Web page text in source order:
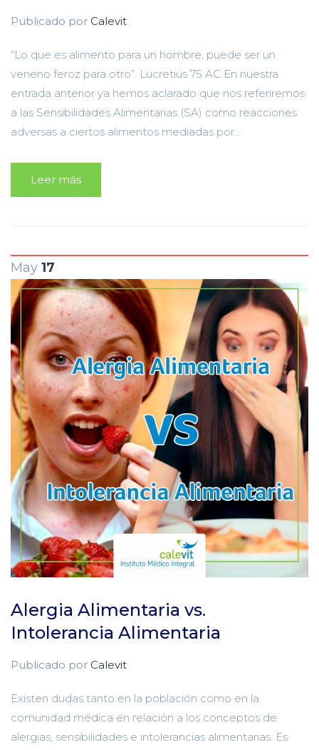
Publicado por Calevit
“Lo que es alimento para un hombre, puede ser un
veneno feroz para otro”. Lucretius 75 AC En nuestra
entrada anterior ya hemos aclarado que nos referiremos
a las Sensibilidades Alimentarias (SA) como reacciones
adversas a ciertos alimentos mediadas por...
Leer más
May 17
Alergia Alimentaria vs.
Intolerancia Alimentaria
Publicado por Calevit
Existen dudas tanto en la población como en la
comunidad médica en relación a los conceptos de
alergias, sensibilidades e intolerancias alimentarias. Es